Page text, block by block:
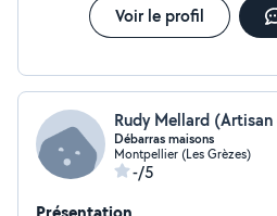
Voir le profil
Rudy Mellard
Débarras maisons
Montpellier (Les Grèzes)
-/5